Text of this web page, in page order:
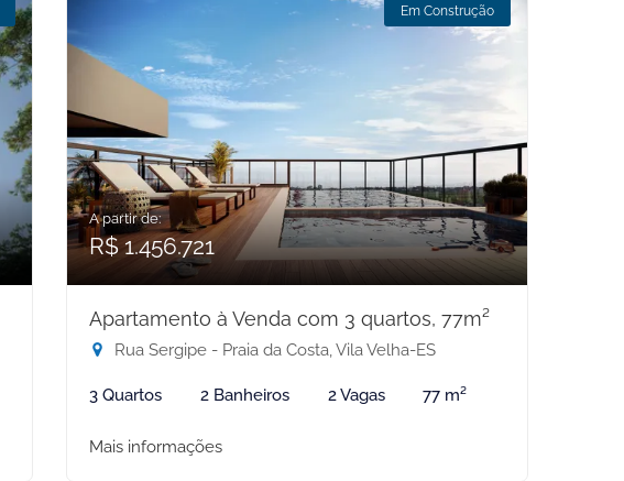
Em Construção
A partir de:
R$ 1.456.721
Apartamento à Venda com 3 quartos, 77m²
Rua Sergipe - Praia da Costa, Vila Velha-ES
3 Quartos 2 Banheiros 2 Vagas 77 m²
Mais informações